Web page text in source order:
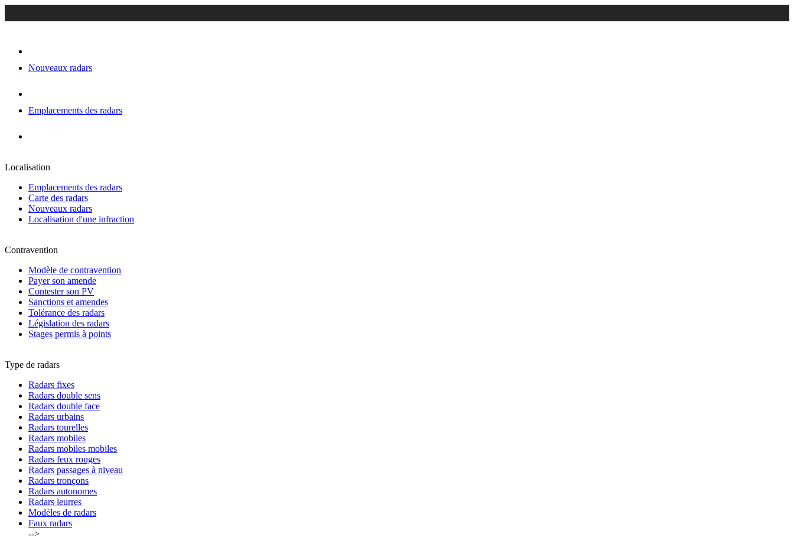
Nouveaux radars
Emplacements des radars
Localisation
Emplacements des radars
Carte des radars
Nouveaux radars
Localisation d'une infraction
Contravention
Modèle de contravention
Payer son amende
Contester son PV
Sanctions et amendes
Tolérance des radars
Législation des radars
Stages permis à points
Type de radars
Radars fixes
Radars double sens
Radars double face
Radars urbains
Radars tourelles
Radars mobiles
Radars mobiles mobiles
Radars feux rouges
Radars passages à niveau
Radars tronçons
Radars autonomes
Radars leurres
Modèles de radars
Faux radars
-->